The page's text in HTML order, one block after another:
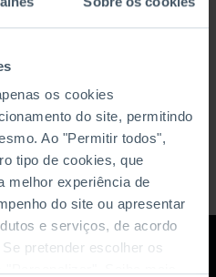
os cookies
do site, permitindo
Ao "Permitir todos",
tipo de cookies, que
melhor experiência de
do site ou apresentar
e serviços, de acordo
pretender escolher os